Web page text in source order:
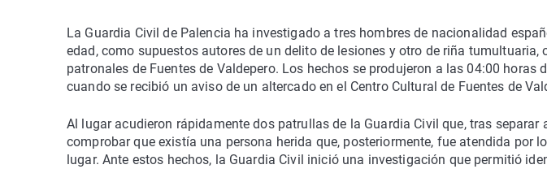
La Guardia Civil de Palencia ha investigado a tres hombres de nacionalidad
edad, como supuestos autores de un delito de lesiones y otro de riña
patronales de Fuentes de Valdepero. Los hechos se produjeron a las 04:00 horas
cuando se recibió un aviso de un altercado en el Centro Cultural de Fuentes de
Al lugar acudieron rápidamente dos patrullas de la Guardia Civil que, tras separar
comprobar que existía una persona herida que, posteriormente, fue atendida por
lugar. Ante estos hechos, la Guardia Civil inició una investigación que permitió